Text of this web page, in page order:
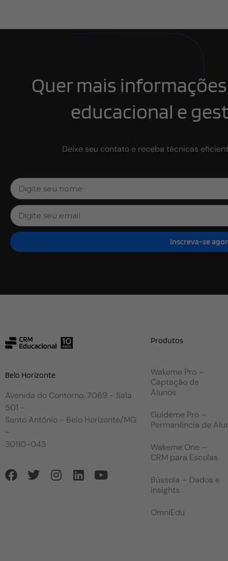
Quer mais
educacional e
Deixe seu contato e receba técnicas
Inscreva-se
Belo Horizonte
Avenida do Contorno, 7069 - Sala
501 -
Santo Antônio - Belo Horizonte/MG
-
30110-043
Produtos
Wakeme Pro –
Captação de
Alunos
Guideme Pro –
Permanência de
Wakeme One –
CRM para Escolas
Bússola – Dados e
Insights
OmniEdu